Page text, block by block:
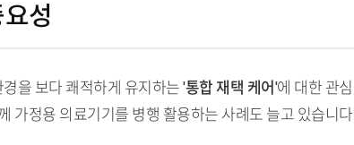
성
을 보다 쾌적하게 유지하는 '통합 재택 케어'에 대한 관
가정용 의료기기를 병행 활용하는 사례도 늘고 있습니